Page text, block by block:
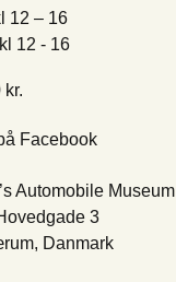
Automobile Museum
3
Danmark
12 – 16
12 - 16
kr.
Facebook